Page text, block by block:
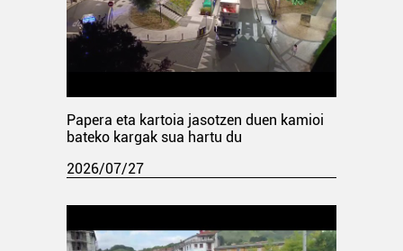
Papera eta kartoia jasotzen duen kamioi
bateko kargak sua hartu du
2026/07/27